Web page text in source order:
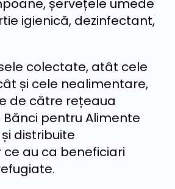
șervețele umede
igienică, dezinfectant,
colectate, atât cele
și cele nealimentare,
de către rețeaua
pentru Alimente
distribuite
au ca beneficiari